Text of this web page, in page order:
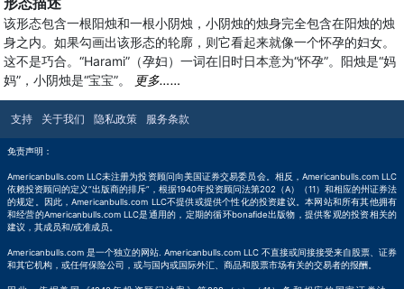
该形态包含一根阳烛和一根小阴烛，小阴烛的烛身完全包含在阳烛的烛
身之内。如果勾画出该形态的轮廓，则它看起来就像一个怀孕的妇女。
这不是巧合。“Harami”（孕妇）一词在旧时日本意为“怀孕”。阳烛是“妈
妈”，小阴烛是“宝宝”。
更多……
支持 关于我们 隐私政策 服务条款
免责声明：
Americanbulls.com LLC未注册为投资顾问向美国证券交易委员会。相反，Americanbulls.com LLC
依赖投资顾问的定义“出版商的排斥”，根据1940年投资顾问法第202（A）（11）和相应的州证券法
的规定。因此，Americanbulls.com LLC不提供或提供个性化的投资建议。本网站和所有其他拥有
和经营的Americanbulls.com LLC是通用的，定期的循环bonafide出版物，提供客观的投资相关的
建议，其成员和/或准成员。
Americanbulls.com 是一个独立的网站. Americanbulls.com LLC 不直接或间接接受来自股票、证券
和其它机构，或任何保险公司，或与国内或国际外汇、商品和股票市场有关的交易者的报酬。